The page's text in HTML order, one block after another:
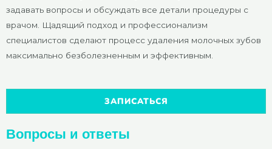
задавать вопросы и обсуждать все детали процедуры с
врачом. Щадящий подход и профессионализм
специалистов сделают процесс удаления молочных зубов
максимально безболезненным и эффективным.
ЗАПИСАТЬСЯ
Вопросы и ответы